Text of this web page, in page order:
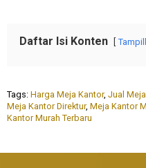
Daftar Isi Konten
Tags: Harga Meja Kantor, Jual
Meja Kantor Direktur, Meja Kantor
Kantor Murah Terbaru